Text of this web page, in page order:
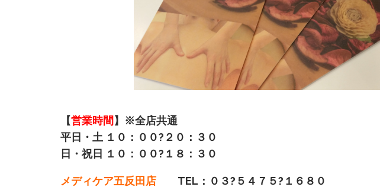
【営業時間 】※全店共通
平日・土 １０：００?２０：３０
日・祝日 １０：００?１８：３０
メディケア五反田店 TEL：０３?５４７５?１６８０